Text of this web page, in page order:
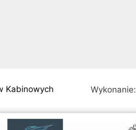
Kabinowych Wykonanie: